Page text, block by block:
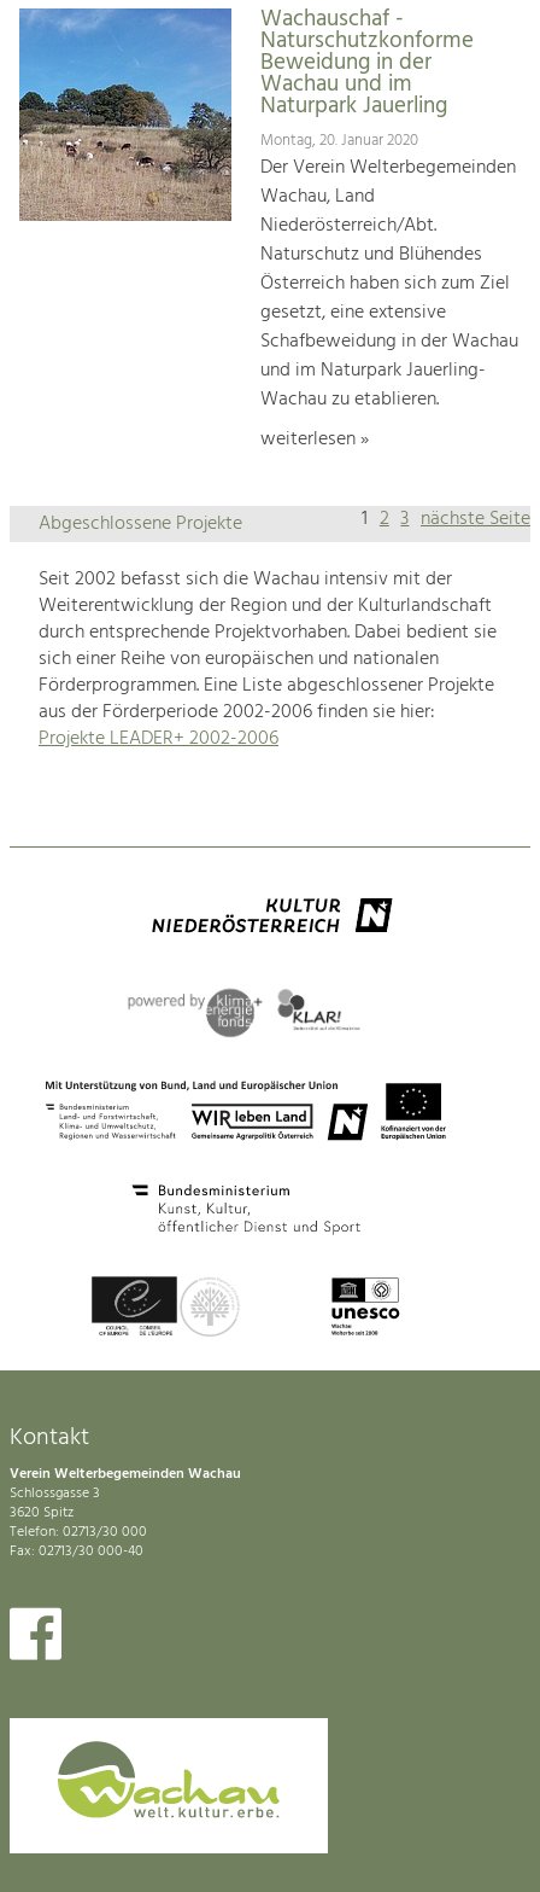
Wachauschaf -
Naturschutzkonforme
Beweidung in der
Wachau und im
Naturpark Jauerling
Montag, 20. Januar 2020
Der Verein Welterbegemeinden
Wachau, Land
Niederösterreich/Abt.
Naturschutz und Blühendes
Österreich haben sich zum Ziel
gesetzt, eine extensive
Schafbeweidung in der Wachau
und im Naturpark Jauerling-
Wachau zu etablieren.
weiterlesen »
1 2 3 nächste Seite
Abgeschlossene Projekte
Seit 2002 befasst sich die Wachau intensiv mit der
Weiterentwicklung der Region und der Kulturlandschaft
durch entsprechende Projektvorhaben. Dabei bedient sie
sich einer Reihe von europäischen und nationalen
Förderprogrammen. Eine Liste abgeschlossener Projekte
aus der Förderperiode 2002-2006 finden sie hier:
Projekte LEADER+ 2002-2006
Kontakt
Verein Welterbegemeinden Wachau
Schlossgasse 3
3620 Spitz
Telefon: 02713/30 000
Fax: 02713/30 000-40